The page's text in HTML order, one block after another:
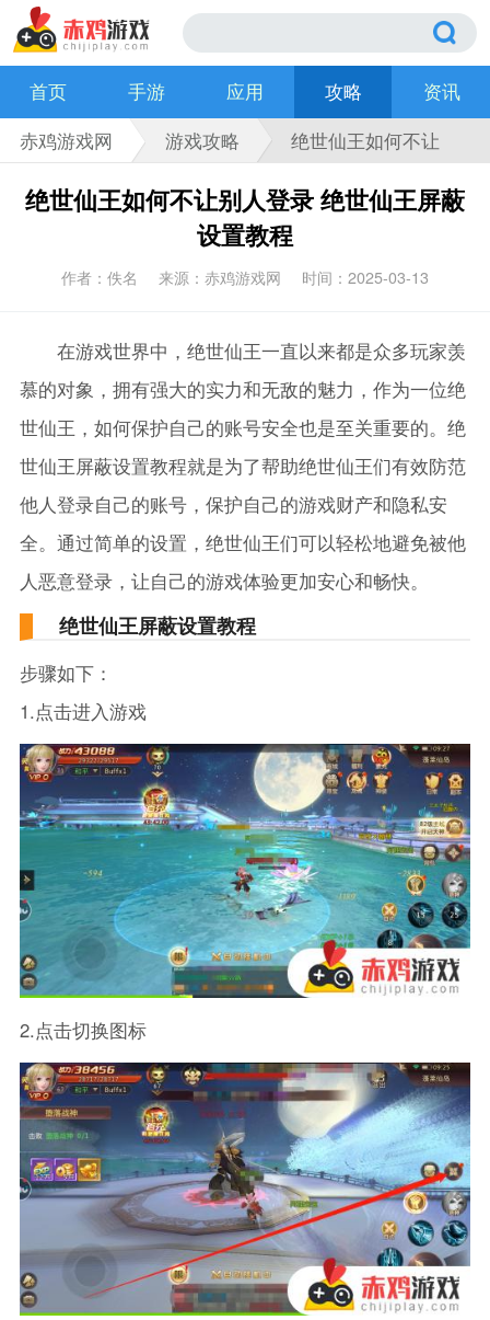
首页 手游 应用 攻略
资讯
赤鸡游戏网
游戏攻略
绝世仙王如何不让
别人登录 绝世仙王
屏蔽设置教程
绝世仙王如何不让别人登录 绝世仙王屏蔽
设置教程
作者：佚名 来源：赤鸡游戏网 时间：2025-03-13
在游戏世界中，绝世仙王一直以来都是众多玩家羡
慕的对象，拥有强大的实力和无敌的魅力，作为一位绝
世仙王，如何保护自己的账号安全也是至关重要的。绝
世仙王屏蔽设置教程就是为了帮助绝世仙王们有效防范
他人登录自己的账号，保护自己的游戏财产和隐私安
全。通过简单的设置，绝世仙王们可以轻松地避免被他
人恶意登录，让自己的游戏体验更加安心和畅快。
绝世仙王屏蔽设置教程
步骤如下：
1.点击进入游戏
2.点击切换图标